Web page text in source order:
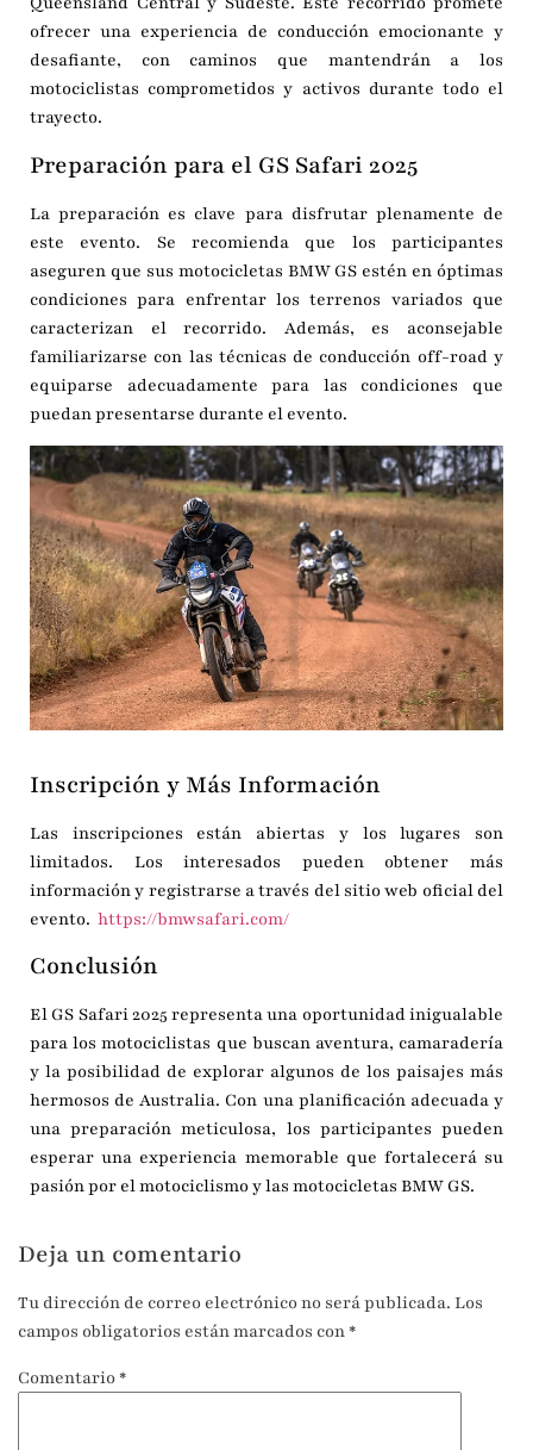
ofrecer una experiencia de conducción emocionante y
desafiante, con caminos que mantendrán a los
motociclistas comprometidos y activos durante todo el
trayecto.
Preparación para el GS Safari 2025
La preparación es clave para disfrutar plenamente de
este evento.
Se recomienda que los participantes
aseguren que sus motocicletas BMW GS estén en óptimas
condiciones para enfrentar los terrenos variados que
caracterizan el recorrido.
Además, es aconsejable
familiarizarse con las técnicas de conducción off-road y
equiparse adecuadamente para las condiciones que
puedan presentarse durante el evento.
Inscripción y Más Información
Las inscripciones están abiertas y los lugares son
limitados.
Los interesados pueden obtener más
información y registrarse a través del sitio web oficial del
evento. https://bmwsafari.com/
Conclusión
El GS Safari 2025 representa una oportunidad inigualable
para los motociclistas que buscan aventura, camaradería
y la posibilidad de explorar algunos de los paisajes más
hermosos de Australia. Con una planificación adecuada y
una preparación meticulosa, los participantes pueden
esperar una experiencia memorable que fortalecerá su
pasión por el motociclismo y las motocicletas BMW GS.
Deja un comentario
Tu dirección de correo electrónico no será publicada. Los
campos obligatorios están marcados con *
Comentario *